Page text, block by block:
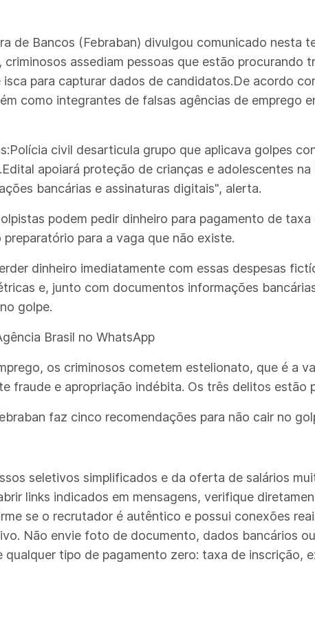
de Bancos (Febraban) divulgou comunicado
assediam pessoas que estão procurando
para capturar dados de candidatos.De acordo
como integrantes de falsas agências de emprego
civil desarticula grupo que aplicava golpes
apoiará proteção de crianças e adolescentes
bancárias e assinaturas digitais", alerta.
podem pedir dinheiro para pagamento de
para a vaga que não existe.
dinheiro imediatamente com essas despesas
e, junto com documentos informações
golpe.
Brasil no WhatsApp
os criminosos cometem estelionato, que é a
fraude e apropriação indébita. Os três delitos estão
faz cinco recomendações para não cair no
seletivos simplificados e da oferta de salários
links indicados em mensagens, verifique
se o recrutador é autêntico e possui conexões
Não envie foto de documento, dados bancários
qualquer tipo de pagamento zero: taxa de inscrição,